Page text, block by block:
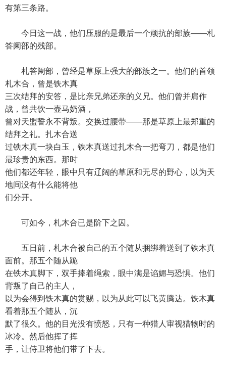
有第三条路。
今日这一战，他们压服的是最后一个顽抗的部族——札
答阑部的残部。
札答阑部，曾经是草原上强大的部族之一。他们的首领
札木合，曾是铁木真
三次结拜的安答，是比亲兄弟还亲的义兄。他们曾并肩作
战，曾共饮一壶马奶酒，
曾对天盟誓永不背叛。交换过腰带——那是草原上最郑重的
结拜之礼。扎木合送
过铁木真一块白玉，铁木真送过扎木合一把弯刀，都是他们
最珍贵的东西。那时
他们都还年轻，眼中只有辽阔的草原和无尽的野心，以为天
地间没有什么能将他
们分开。
可如今，札木合已是阶下之囚。
五日前，札木合被自己的五个随从捆绑着送到了铁木真
面前。那五个随从跪
在铁木真脚下，双手捧着绳索，眼中满是谄媚与恐惧。他们
背叛了自己的主人，
以为会得到铁木真的赏赐，以为从此可以飞黄腾达。铁木真
看着那五个随从，沉
默了很久。他的目光没有愤怒，只有一种猎人审视猎物时的
冰冷。然后他挥了挥
手，让侍卫将他们带了下去。